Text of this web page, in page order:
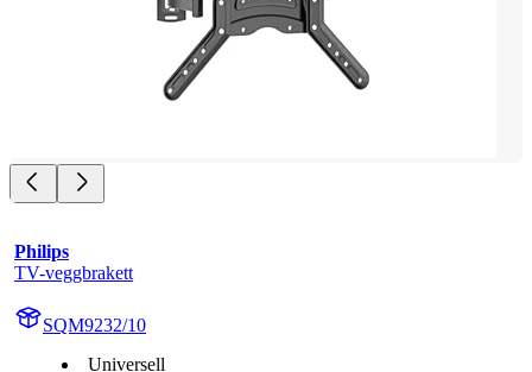
Philips
TV-veggbrakett
SQM9232/10
Universell